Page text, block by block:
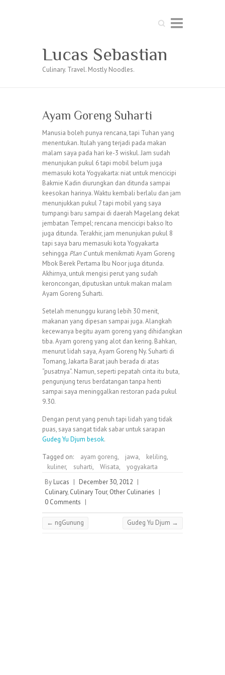
Search
Lucas Sebastian
Culinary. Travel. Mostly Noodles.
Ayam Goreng Suharti
Manusia boleh punya rencana, tapi Tuhan yang
menentukan. Itulah yang terjadi pada makan
malam saya pada hari ke-3 wiskul. Jam sudah
menunjukan pukul 6 tapi mobil belum juga
memasuki kota Yogyakarta: niat untuk mencicipi
Bakmie Kadin diurungkan dan ditunda sampai
keesokan harinya. Waktu kembali berlalu dan jam
menunjukkan pukul 7 tapi mobil yang saya
tumpangi baru sampai di daerah Magelang dekat
jembatan Tempel; rencana mencicipi bakso Ito
juga ditunda. Terakhir, jam menunjukan pukul 8
tapi saya baru memasuki kota Yogyakarta
sehingga Plan Cuntuk menikmati Ayam Goreng
Mbok Berek Pertama Ibu Noor juga ditunda.
Akhirnya, untuk mengisi perut yang sudah
keroncongan, diputuskan untuk makan malam
Ayam Goreng Suharti.
Setelah menunggu kurang lebih 30 menit,
makanan yang dipesan sampai juga. Alangkah
kecewanya begitu ayam goreng yang dihidangkan
tiba. Ayam goreng yang alot dan kering. Bahkan,
menurut lidah saya, Ayam Goreng Ny. Suharti di
Tomang, Jakarta Barat jauh berada di atas
“pusatnya”. Namun, seperti pepatah cinta itu buta,
pengunjung terus berdatangan tanpa henti
sampai saya meninggalkan restoran pada pukul
9.30.
Dengan perut yang penuh tapi lidah yang tidak
puas, saya sangat tidak sabar untuk sarapan
Gudeg Yu Djum besok.
Tagged on: ayam goreng, jawa, keliling,
kuliner, suharti, Wisata,
yogyakarta
By Lucas | December 30, 2012 |
Culinary, Culinary Tour, Other Culinaries |
0 Comments |
← ngGunung Gudeg Yu Djum →